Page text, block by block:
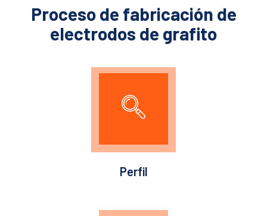
Proceso de fabricación de
electrodos de grafito
Perfil